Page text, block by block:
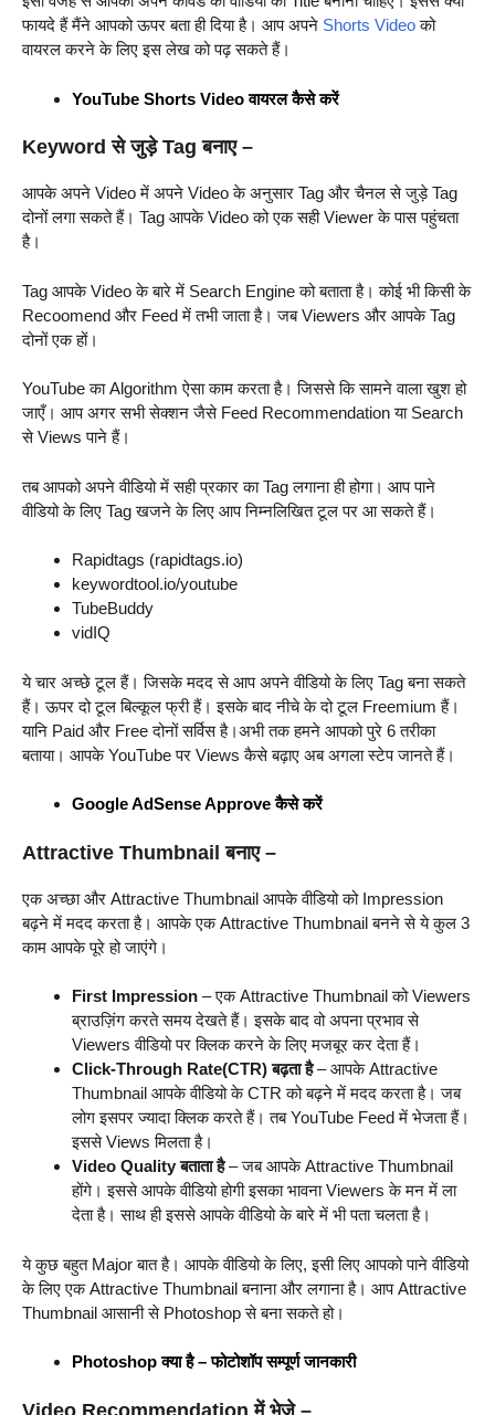
फायदे हैं मैंने आपको ऊपर बता ही दिया है। आप अपने Shorts Videoको
वायरल करने के लिए इस लेख को पढ़ सकते हैं।
YouTube Shorts Video वायरल कैसे करें
Keyword से जुड़े Tag बनाए –
आपके अपने Video में अपने Video के अनुसार Tag और चैनल से जुड़े Tag
दोनों लगा सकते हैं। Tag आपके Video को एक सही Viewer के पास पहुंचता
है।
Tag आपके Video के बारे में Search Engine को बताता है। कोई भी किसी के
Recoomend और Feed में तभी जाता है। जब Viewers और आपके Tag
दोनों एक हों।
YouTube का Algorithm ऐसा काम करता है। जिससे कि सामने वाला खुश हो
जाएँ। आप अगर सभी सेक्शन जैसे Feed Recommendation या Search
से Views पाने हैं।
तब आपको अपने वीडियो में सही प्रकार का Tag लगाना ही होगा। आप पाने
वीडियो के लिए Tag खजने के लिए आप निम्नलिखित टूल पर आ सकते हैं।
Rapidtags (rapidtags.io)
keywordtool.io/youtube
TubeBuddy
vidIQ
ये चार अच्छे टूल हैं। जिसके मदद से आप अपने वीडियो के लिए Tag बना सकते
हैं। ऊपर दो टूल बिल्कूल फ्री हैं। इसके बाद नीचे के दो टूल Freemium हैं।
यानि Paid और Free दोनों सर्विस है।अभी तक हमने आपको पुरे 6 तरीका
बताया। आपके YouTube पर Views कैसे बढ़ाए अब अगला स्टेप जानते हैं।
Google AdSense Approve कैसे करें
Attractive Thumbnail बनाए –
एक अच्छा और Attractive Thumbnail आपके वीडियो को Impression
बढ़ने में मदद करता है। आपके एक Attractive Thumbnail बनने से ये कुल 3
काम आपके पूरे हो जाएंगे।
First Impression – एक Attractive Thumbnail को Viewers
ब्राउज़िंग करते समय देखते हैं। इसके बाद वो अपना प्रभाव से
Viewers वीडियो पर क्लिक करने के लिए मजबूर कर देता हैं।
Click-Through Rate(CTR) बढ़ता है– आपके Attractive
Thumbnail आपके वीडियो के CTR को बढ़ने में मदद करता है। जब
लोग इसपर ज्यादा क्लिक करते हैं। तब YouTube Feed में भेजता हैं।
इससे Views मिलता है।
Video Quality बताता है– जब आपके Attractive Thumbnail
होंगे। इससे आपके वीडियो होगी इसका भावना Viewers के मन में ला
देता है। साथ ही इससे आपके वीडियो के बारे में भी पता चलता है।
ये कुछ बहुत Major बात है। आपके वीडियो के लिए, इसी लिए आपको पाने वीडियो
के लिए एक Attractive Thumbnail बनाना और लगाना है। आप Attractive
Thumbnail आसानी से Photoshop से बना सकते हो।
Photoshop क्या है – फोटोशॉप सम्पूर्ण जानकारी
Video Recommendation में भेजे –